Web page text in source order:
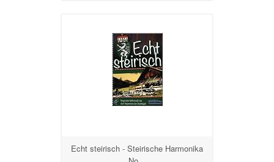
Echt steirisch - Steirische Harmonika